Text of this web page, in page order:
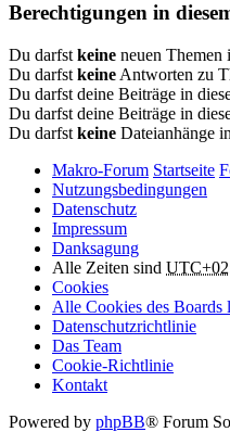
Berechtigungen in
Du darfst keine neuen Themen
Du darfst keine Antworten zu
Du darfst deine Beiträge in
Du darfst deine Beiträge in
Du darfst keine Dateianhänge
Makro-Forum Startseite
Nutzungsbedingungen
Datenschutz
Impressum
Danksagung
Alle Zeiten sind
Cookies
Alle Cookies des Boards
Datenschutzrichtlinie
Das Team
Cookie-Richtlinie
Kontakt
Powered by phpBB® Forum